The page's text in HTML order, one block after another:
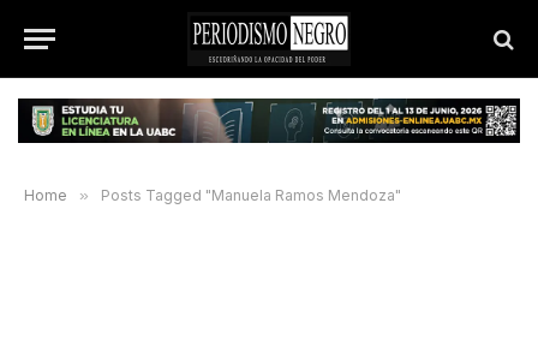
Home » Posts Tagged "Manuela Ramos Mendoza"